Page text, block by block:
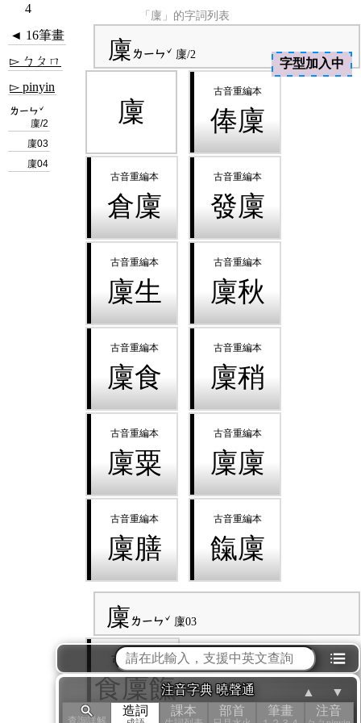
「廩」的字詞列表
◄ 16筆畫
▻ ㄅㄆㄇ
▻ pinyin
ㄌㄧㄣˇ
廩/2
廩03
廩04
廩ㄌㄧㄣˇ 廩/2
廩 俸廩
倉廩 發廩
廩生 廩秋
廩食 廩稍
廩粟 廩廩
廩膳 餼廩
廩ㄌㄧㄣˇ 廩03
食廩餼
⁝☰
注音字典 曉聲通
造詞 課本 部首 筆畫 注音
▲ ▼
4
字型加入中